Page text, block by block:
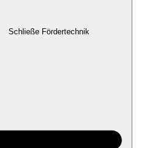
Schließe Fördertechnik